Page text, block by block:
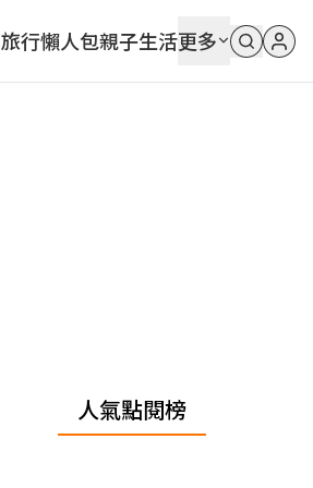
旅行懶人包親子生活更多
人氣點閱榜